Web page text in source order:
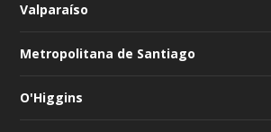
Valparaíso
Metropolitana de Santiago
O'Higgins